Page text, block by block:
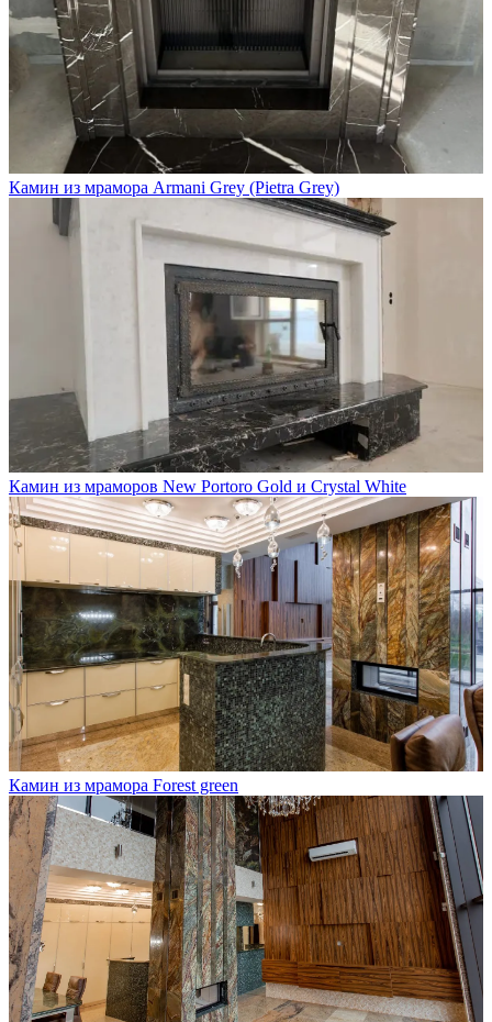
Камин из мрамора Armani Grey (Pietra Grey)
Камин из мраморов New Portoro Gold и Crystal White
Камин из мрамора Forest green